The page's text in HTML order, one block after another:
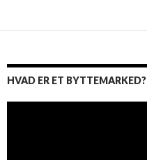
HVAD ER ET BYTTEMARKED?